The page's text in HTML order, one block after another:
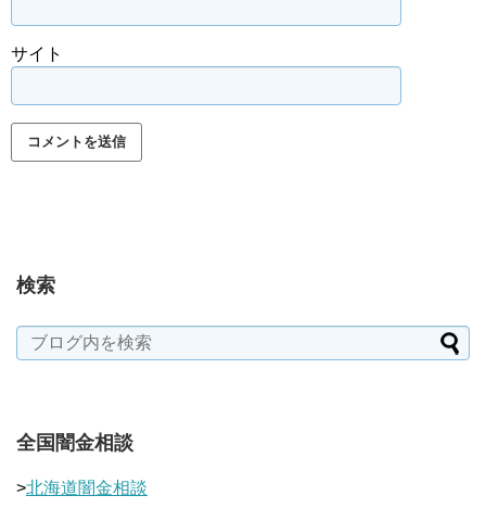
サイト
検索
全国闇金相談
>北海道闇金相談